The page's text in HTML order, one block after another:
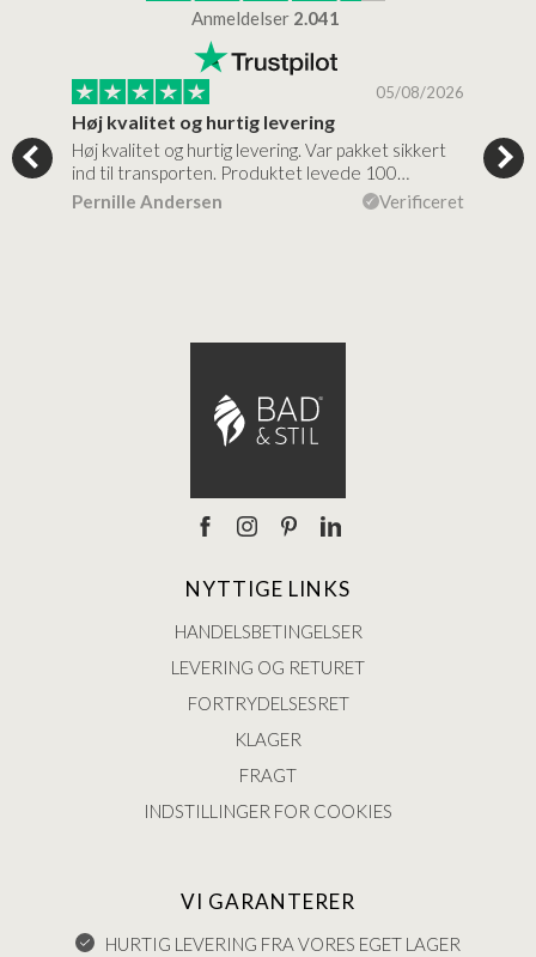
Anmeldelser 2.041
05/08/2026
Høj kvalitet og hurtig levering
Høj kvalitet og hurtig levering. Var pakket sikkert
ind til transporten. Produktet levede 100…
Pernille Andersen
Verificeret
NYTTIGE LINKS
HANDELSBETINGELSER
LEVERING OG RETURET
FORTRYDELSESRET
KLAGER
FRAGT
INDSTILLINGER FOR COOKIES
VI GARANTERER
HURTIG LEVERING FRA VORES EGET LAGER